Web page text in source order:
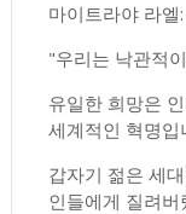
마이트라야 라
"우리는 낙관적
유일한 희망은
세계적인 혁명입
갑자기 젊은 세
인들에게 질려버